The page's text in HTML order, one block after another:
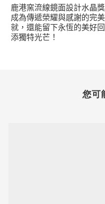
鹿港窯流線鏡面設計水晶
成為傳遞榮耀與感謝的完
就，還能留下永恆的美好
添獨特光芒！
您可